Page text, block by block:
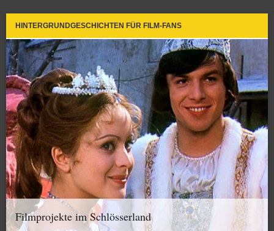
HINTERGRUNDGESCHICHTEN FÜR FILM-FANS
Filmprojekte im Schlösserland